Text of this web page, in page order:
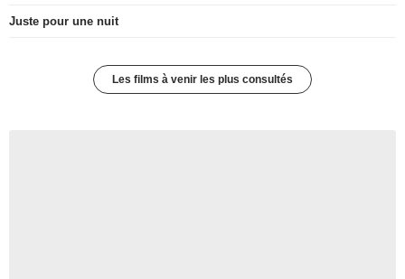
Juste pour une nuit
Les films à venir les plus consultés